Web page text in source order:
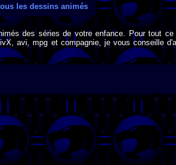
les dessins animés
des séries de votre enfance. Pour tout ce
avi, mpg et compagnie, je vous conseille